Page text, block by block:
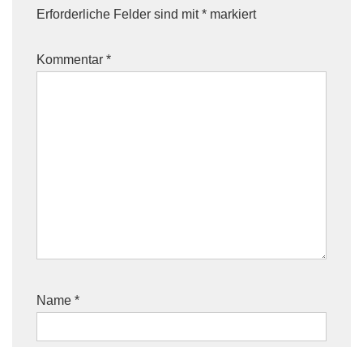
Erforderliche Felder sind mit* markiert
Kommentar *
Name *